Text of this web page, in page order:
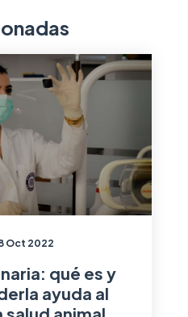
Oct 2022
qué es y
ayuda al